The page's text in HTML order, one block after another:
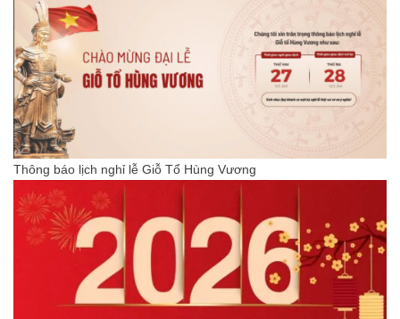
Thông báo lịch nghỉ lễ Giỗ Tổ Hùng Vương